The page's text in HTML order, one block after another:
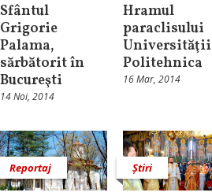
Sfântul
Grigorie
Palama,
sărbătorit în
Bucureşti
14 Noi, 2014
Hramul
paraclisului
Universităţii
Politehnica
16 Mar, 2014
Reportaj Știri